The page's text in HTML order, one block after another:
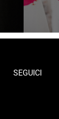
SEGUICI